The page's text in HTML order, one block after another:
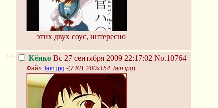
этих двух соус, интересно
>> Кёнко Вс 27 сентября 2009 22:17:02 No.10764
Файл: lain.jpg -(7 KB, 200x154, lain.jpg)